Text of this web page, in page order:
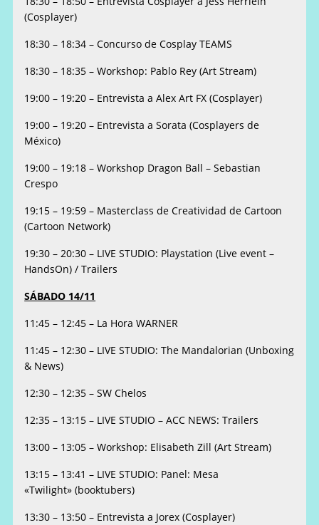
(Cosplayer)
18:30 – 18:34 – Concurso de Cosplay TEAMS
18:30 – 18:35 – Workshop: Pablo Rey (Art Stream)
19:00 – 19:20 – Entrevista a Alex Art FX (Cosplayer)
19:00 – 19:20 – Entrevista a Sorata (Cosplayers de
México)
19:00 – 19:18 – Workshop Dragon Ball – Sebastian
Crespo
19:15 – 19:59 – Masterclass de Creatividad de Cartoon
(Cartoon Network)
19:30 – 20:30 – LIVE STUDIO: Playstation (Live event –
HandsOn) / Trailers
SÁBADO 14/11
11:45 – 12:45 – La Hora WARNER
11:45 – 12:30 – LIVE STUDIO: The Mandalorian (Unboxing
& News)
12:30 – 12:35 – SW Chelos
12:35 – 13:15 – LIVE STUDIO – ACC NEWS: Trailers
13:00 – 13:05 – Workshop: Elisabeth Zill (Art Stream)
13:15 – 13:41 – LIVE STUDIO: Panel: Mesa
«Twilight» (booktubers)
13:30 – 13:50 – Entrevista a Jorex (Cosplayer)